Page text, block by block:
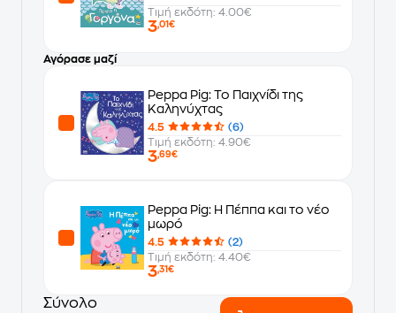
Τιμή εκδότη: 4.00€
3,01€
Αγόρασε μαζί
Peppa Pig: Το Παιχνίδι της
Καληνύχτας
4.5
(6)
Τιμή εκδότη: 4.90€
3,69€
Peppa Pig: H Πέππα και το νέο
μωρό
4.5
(2)
Τιμή εκδότη: 4.40€
3,31€
Σύνολο